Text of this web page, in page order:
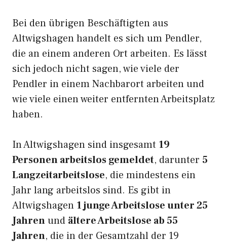
Bei den übrigen Beschäftigten aus
Altwigshagen handelt es sich um Pendler,
die an einem anderen Ort arbeiten. Es lässt
sich jedoch nicht sagen, wie viele der
Pendler in einem Nachbarort arbeiten und
wie viele einen weiter entfernten Arbeitsplatz
haben.
In Altwigshagen sind insgesamt 19
Personen arbeitslos gemeldet, darunter 5
Langzeitarbeitslose, die mindestens ein
Jahr lang arbeitslos sind. Es gibt in
Altwigshagen 1 junge Arbeitslose unter 25
Jahrenund ältere Arbeitslose ab 55
Jahren, die in der Gesamtzahl der 19